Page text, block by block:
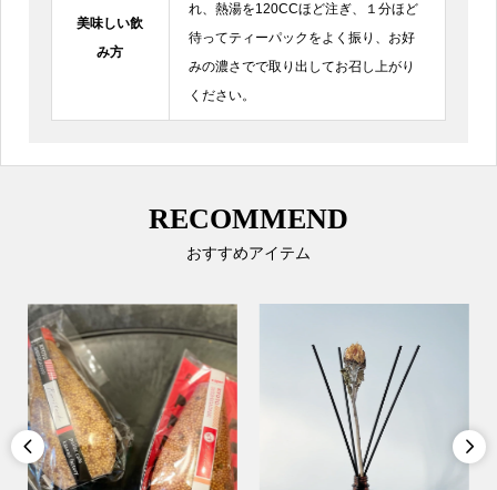
美味しい飲
み方
れ、熱湯を120CCほど注ぎ、１分ほど
待ってティーパックをよく振り、お好
みの濃さでで取り出してお召し上がり
ください。
RECOMMEND
おすすめアイテム
 